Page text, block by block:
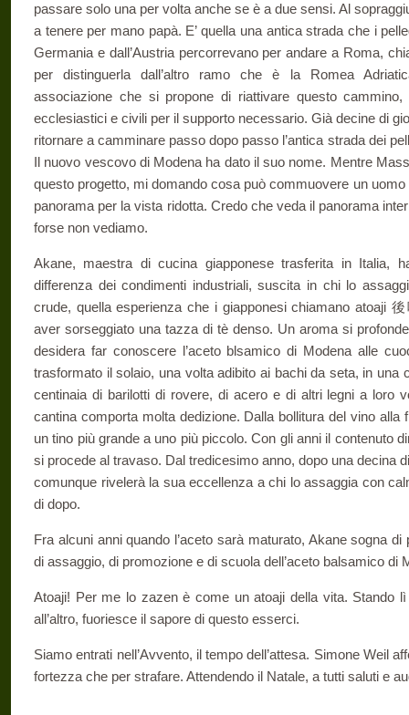
passare solo una per volta anche se è a due sensi. Al
a tenere per mano papà. E’ quella una antica strada che i
Germania e dall’Austria percorrevano per andare a Roma,
per distinguerla dall’altro ramo che è la Romea
associazione che si propone di riattivare questo
ecclesiastici e civili per il supporto necessario. Già decine di
ritornare a camminare passo dopo passo l’antica strada dei
Il nuovo vescovo di Modena ha dato il suo nome. Mentre
questo progetto, mi domando cosa può commuovere un
panorama per la vista ridotta. Credo che veda il panorama
forse non vediamo.
Akane, maestra di cucina giapponese trasferita in Italia,
differenza dei condimenti industriali, suscita in chi lo
crude, quella esperienza che i giapponesi chiamano atoaji
aver sorseggiato una tazza di tè denso. Un aroma si
desidera far conoscere l’aceto blsamico di Modena alle
trasformato il solaio, una volta adibito ai bachi da seta, in una
centinaia di barilotti di rovere, di acero e di altri legni a loro
cantina comporta molta dedizione. Dalla bollitura del vino alla
un tino più grande a uno più piccolo. Con gli anni il contenuto
si procede al travaso. Dal tredicesimo anno, dopo una decina
comunque rivelerà la sua eccellenza a chi lo assaggia con
di dopo.
Fra alcuni anni quando l’aceto sarà maturato, Akane sogna
di assaggio, di promozione e di scuola dell’aceto balsamico di
Atoaji! Per me lo zazen è come un atoaji della vita. Stando
all’altro, fuoriesce il sapore di questo esserci.
Siamo entrati nell’Avvento, il tempo dell’attesa. Simone Weil
fortezza che per strafare. Attendendo il Natale, a tutti saluti e